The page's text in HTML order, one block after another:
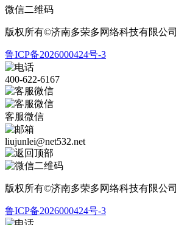
微信二维码
版权所有©济南多荣多网络科技有限公司
鲁ICP备2026000424号-3
400-622-6167
客服微信
liujunlei@net532.net
版权所有©济南多荣多网络科技有限公司
鲁ICP备2026000424号-3